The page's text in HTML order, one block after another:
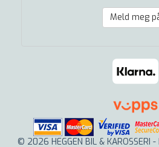
Meld meg
© 2026 HEGGEN BIL & KAROSSERI